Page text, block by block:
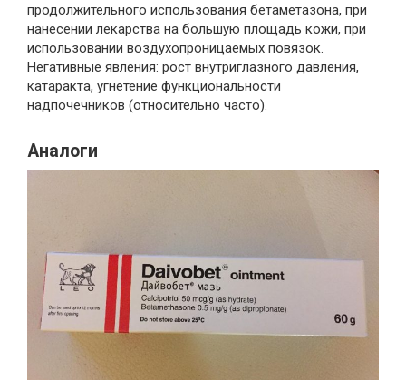
продолжительного использования бетаметазона, при
нанесении лекарства на большую площадь кожи, при
использовании воздухопроницаемых повязок.
Негативные явления: рост внутриглазного давления,
катаракта, угнетение функциональности
надпочечников (относительно часто).
Аналоги